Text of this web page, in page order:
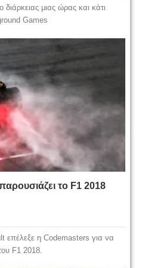
μιας ώρας και κάτι
Games
το F1 2018
επέλεξε η Codemasters για να
F1 2018.